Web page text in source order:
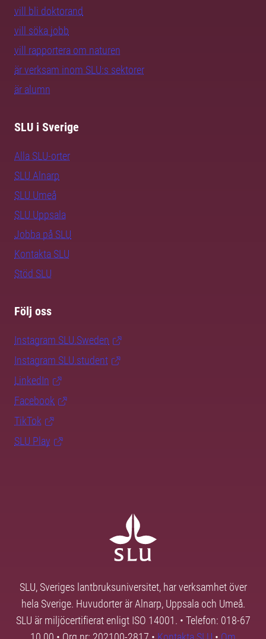
vill bli doktorand
vill söka jobb
vill rapportera om naturen
är verksam inom SLU:s sektorer
är alumn
SLU i Sverige
Alla SLU-orter
SLU Alnarp
SLU Umeå
SLU Uppsala
Jobba på SLU
Kontakta SLU
Stöd SLU
Följ oss
Instagram SLU.Sweden
Instagram SLU.student
LinkedIn
Facebook
TikTok
SLU Play
SLU, Sveriges lantbruksuniversitet, har verksamhet över
hela Sverige. Huvudorter är Alnarp, Uppsala och Umeå.
SLU är miljöcertifierat enligt ISO 14001. • Telefon: 018-67